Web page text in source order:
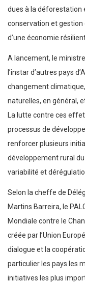
dues à la déforestation
conservation et gestion
d’une économie
A lancement, le
l’instar d’autres pays
changement
naturelles, en général,
La lutte contre ces
processus de
renforcer plusieurs
développement rural
variabilité et
Selon la cheffe de
Martins Barreira, le
Mondiale contre le
créée par l’Union
dialogue et la
particulier les pays les
initiatives les plus